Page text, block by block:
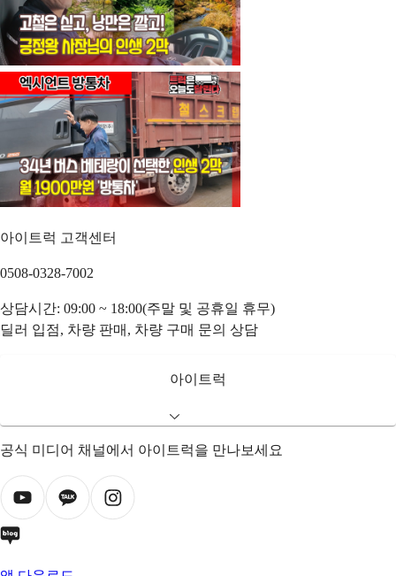
아이트럭 고객센터
0508-0328-7002
상담시간: 09:00 ~ 18:00(주말 및 공휴일 휴무)
딜러 입점, 차량 판매, 차량 구매 문의 상담
아이트럭
공식 미디어 채널에서 아이트럭을 만나보세요